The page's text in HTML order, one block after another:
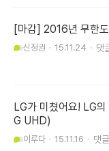
[마감] 2016년 무한
신정권 15.11.24
LG가 미쳤어요! LG
G UHD)
이루다 15.11.16